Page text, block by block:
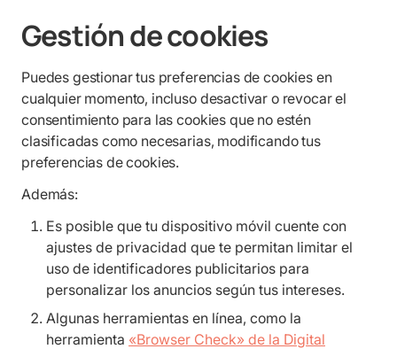
Gestión de cookies
Puedes gestionar tus preferencias de cookies en
cualquier momento, incluso desactivar o revocar el
consentimiento para las cookies que no estén
clasificadas como necesarias, modificando tus
preferencias de cookies.
Además:
Es posible que tu dispositivo móvil cuente con
ajustes de privacidad que te permitan limitar el
uso de identificadores publicitarios para
personalizar los anuncios según tus intereses.
Algunas herramientas en línea, como la
herramienta «Browser Check» de la Digital